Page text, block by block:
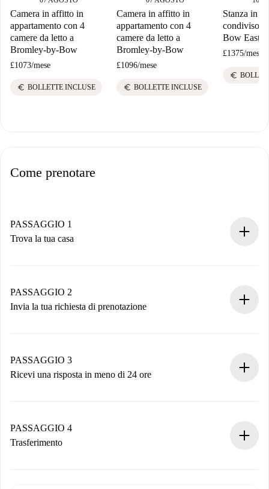
Camera in affitto in
appartamento con 4
camere da letto a
Bromley-by-Bow
£1073/mese
euro BOLLETTE INCLUSE
Camera in affitto in
appartamento con 4
camere da letto a
Bromley-by-Bow
£1096/mese
euro BOLLETTE INCLUSE
Stanza in
condiviso
Bow East,
£1375/mese
euro
Come prenotare
PASSAGGIO 1
Trova la tua casa
Hai tutte le informazioni necessarie in anticipo.
PASSAGGIO 2
Invia la tua richiesta di prenotazione
non accetta.
PASSAGGIO 3
Ricevi una risposta in meno di 24 ore
contatto con il proprietario.
Se rifiutata: non ti addebiteremo nulla e ti proporremo
PASSAGGIO 4
Trasferimento